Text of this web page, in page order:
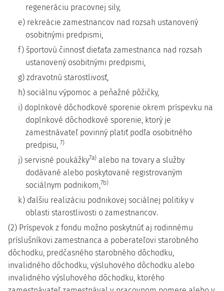
regeneráciu pracovnej sily,
e) rekreácie zamestnancov nad rozsah ustanovený
osobitnými predpismi,
f) športovú činnosť dieťaťa zamestnanca nad rozsah
ustanovený osobitnými predpismi,
g) zdravotnú starostlivosť,
h) sociálnu výpomoc a peňažné pôžičky,
i) doplnkové dôchodkové sporenie okrem príspevku na
doplnkové dôchodkové sporenie, ktorý je
zamestnávateľ povinný platiť podľa osobitného
predpisu, 7)
j) servisné poukážky7a) alebo na tovary a služby
dodávané alebo poskytované registrovaným
sociálnym podnikom,7b)
k) ďalšiu realizáciu podnikovej sociálnej politiky v
oblasti starostlivosti o zamestnancov.
(2) Príspevok z fondu možno poskytnúť aj rodinnému
príslušníkovi zamestnanca a poberateľovi starobného
dôchodku, predčasného starobného dôchodku,
invalidného dôchodku, výsluhového dôchodku alebo
invalidného výsluhového dôchodku, ktorého